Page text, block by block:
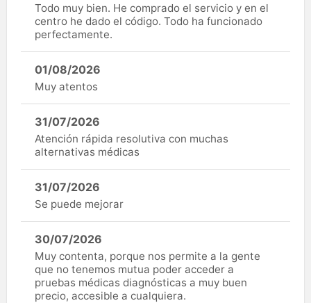
Todo muy bien. He comprado el servicio y en el
centro he dado el código. Todo ha funcionado
perfectamente.
01/08/2026
Muy atentos
31/07/2026
Atención rápida resolutiva con muchas
alternativas médicas
31/07/2026
Se puede mejorar
30/07/2026
Muy contenta, porque nos permite a la gente
que no tenemos mutua poder acceder a
pruebas médicas diagnósticas a muy buen
precio, accesible a cualquiera.